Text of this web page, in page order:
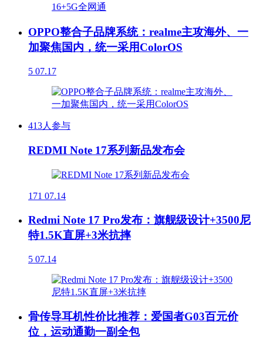
OPPO整合子品牌系统：realme主攻海外、一
加聚焦国内，统一采用ColorOS
5 07.17
413人参与
REDMI Note 17系列新品发布会
171 07.14
Redmi Note 17 Pro发布：旗舰级设计+3500尼
特1.5K直屏+3米抗摔
5 07.14
骨传导耳机性价比推荐：爱国者G03百元价
位，运动通勤一副全包